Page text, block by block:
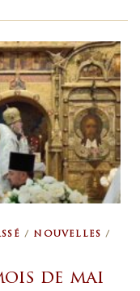
/ NOUVELLES /
de mai